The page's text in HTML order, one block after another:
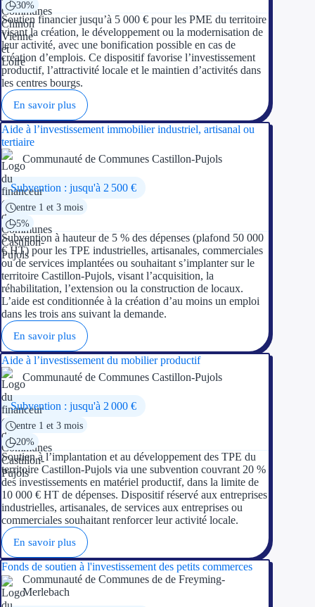
30%
Soutien financier jusqu’à 5 000 € pour les PME du territoire
visant la création, le développement ou la modernisation de
leur activité, avec une bonification possible en cas de
création d’emplois. Ce dispositif favorise l’investissement
productif, l’attractivité locale et le maintien d’activités dans
les centres bourgs.
En savoir plus
Aide à l’investissement immobilier industriel, artisanal ou
tertiaire
Communauté de Communes Castillon-Pujols
Subvention : jusqu'à 2 500 €
entre 1 et 3 mois
5%
Subvention à hauteur de 5 % des dépenses (plafond 50 000
€ HT) pour les TPE industrielles, artisanales, commerciales
ou de services implantées ou souhaitant s’implanter sur le
territoire Castillon-Pujols, visant l’acquisition, la
réhabilitation, l’extension ou la construction de locaux.
L’aide est conditionnée à la création d’au moins un emploi
dans les trois ans suivant la demande.
En savoir plus
Aide à l’investissement du mobilier productif
Communauté de Communes Castillon-Pujols
Subvention : jusqu'à 2 000 €
entre 1 et 3 mois
20%
Soutien à l’implantation et au développement des TPE du
territoire Castillon-Pujols via une subvention couvrant 20 %
des investissements en matériel productif, dans la limite de
10 000 € HT de dépenses. Dispositif réservé aux entreprises
industrielles, artisanales, de services aux entreprises ou
commerciales souhaitant renforcer leur activité locale.
En savoir plus
Fonds de soutien à l'investissement des petits commerces
Communauté de Communes de de Freyming-
Merlebach